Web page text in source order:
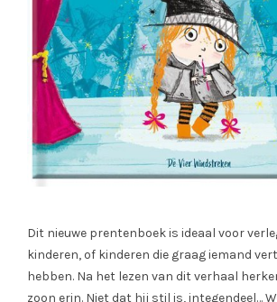
Dit nieuwe prentenboek is ideaal voor
kinderen, of kinderen die graag iemand
hebben. Na het lezen van dit verhaal
zoon erin. Niet dat hij stil is, integendeel…